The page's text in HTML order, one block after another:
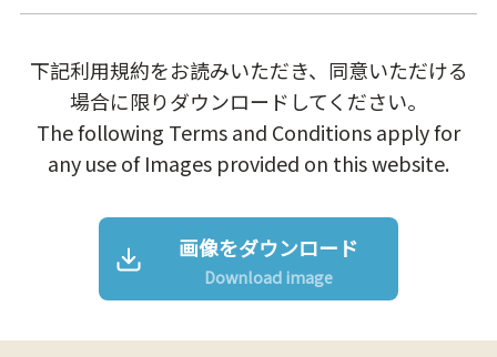
下記利用規約をお読みいただき、同意いただける
場合に限りダウンロードしてください。
The following Terms and Conditions apply for
any use of Images provided on this website.
画像をダウンロード
Download image